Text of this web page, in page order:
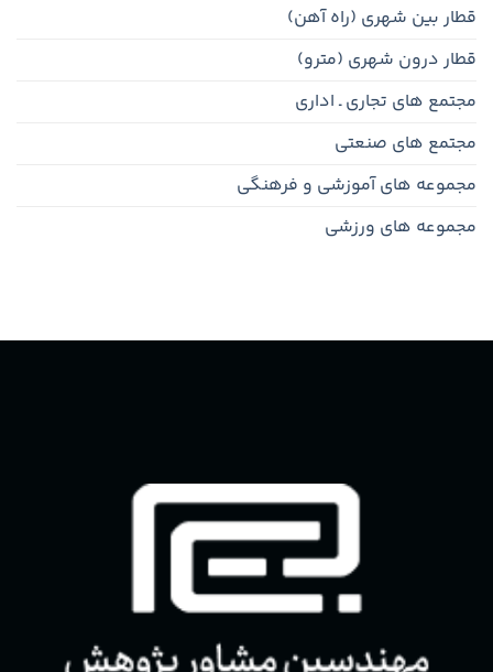
قطار
مشهد،
مؤثر
در
زیرساخت‌های
و
مشهد
قطار بین شهری (راه آهن)
قطار درون شهری (مترو)
مجتمع های تجاری ـ اداری
مجتمع های صنعتی
مجموعه های آموزشی و فرهنگی
مجموعه های ورزشی